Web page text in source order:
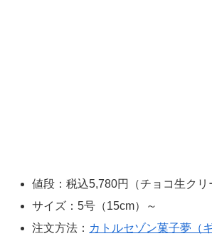
値段：税込5,780円（チョコ生クリ
サイズ：5号（15cm）～
注文方法： カトルセゾン菓子夢（